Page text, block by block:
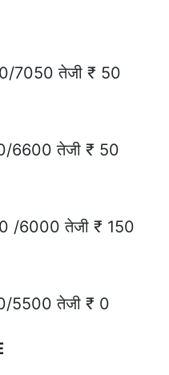
7050 तेजी ₹ 50
6600 तेजी ₹ 50
/6000 तेजी ₹ 150
5500 तेजी ₹ 0